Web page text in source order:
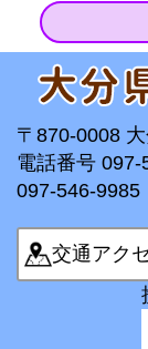
〒870-0008
電話番号
097-546-9985
交通アク